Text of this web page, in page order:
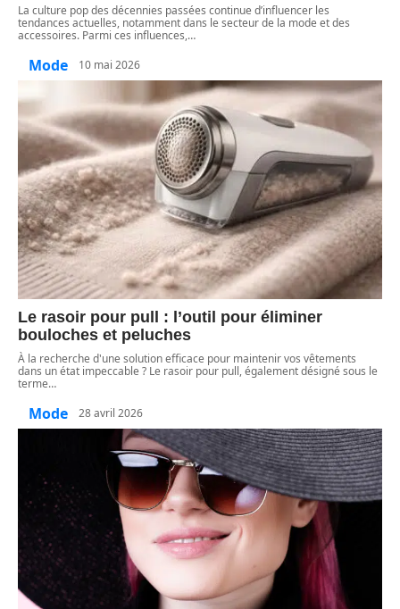
La culture pop des décennies passées continue d’influencer les
tendances actuelles, notamment dans le secteur de la mode et des
accessoires. Parmi ces influences,…
Mode 10 mai 2026
Le rasoir pour pull : l’outil pour éliminer
bouloches et peluches
À la recherche d'une solution efficace pour maintenir vos vêtements
dans un état impeccable ? Le rasoir pour pull, également désigné sous le
terme…
Mode 28 avril 2026